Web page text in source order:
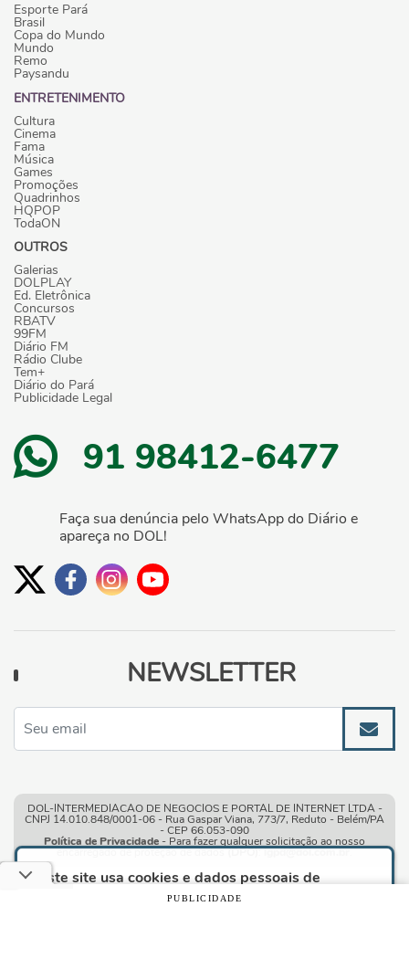
Este site usa cookies e dados pessoais de
acordo com os nossosTermos de Uso e Política
e, ao continuar navegando neste
Esporte Pará
Brasil
Copa do Mundo
Mundo
Remo
Paysandu
ENTRETENIMENTO
Cultura
Cinema
Fama
Música
Games
Promoções
Quadrinhos
HQPOP
TodaON
OUTROS
Galerias
DOLPLAY
Ed. Eletrônica
Concursos
RBATV
99FM
Diário FM
Rádio Clube
Tem+
Diário do Pará
Publicidade Legal
91 98412-6477
Faça sua denúncia pelo WhatsApp do Diário e
apareça no DOL!
NEWSLETTER
DOL-INTERMEDIACAO DE NEGOCIOS E PORTAL DE INTERNET LTDA -
CNPJ 14.010.848/0001-06 - Rua Gaspar Viana, 773/7, Reduto - Belém/PA
- CEP 66.053-090
Política de Privacidade - Para fazer qualquer solicitação ao nosso
encarregado de proteção de dados(DPO):lgpd@dol.com.br.
PUBLICIDADE